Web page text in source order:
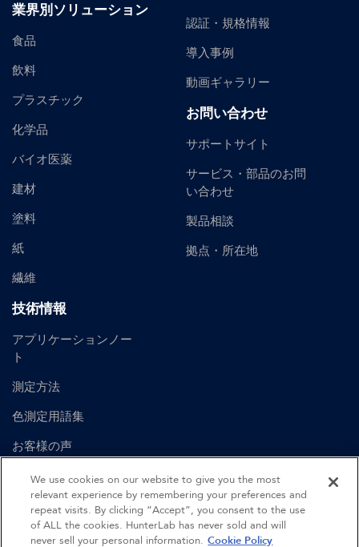
業界別ソリューション
食品
飲料
プラスチック
化学品
バイオ医薬
建材
塗料
紙
繊維
技術情報
アプリケーションノー
ト
測定方法
色測定用語集
お客様の声
ユーザーマニュアル
認証・規格情報
導入事例
動画ギャラリー
お問い合わせ
サポートサイト
サービス・部品のお問
い合わせ
製品相談
拠点・所在地
©2026Hunter Associates Laboratory, Inc.
We use cookies on our website to give you the most
relevant experience by remembering your preferences and
repeat visits. By clicking “Accept”, you consent to the use
of ALL the cookies. HunterLab has never sold and will
never sell your personal information. Cookie Policy